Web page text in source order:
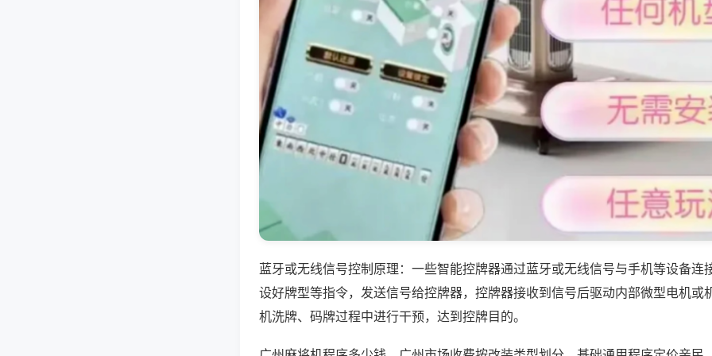
蓝牙或无线信号控制原理：一些智能控牌器通过蓝牙或无线信号与手机等设备连
设好牌型等指令，发送信号给控牌器，控牌器接收到信号后驱动内部微型电机或
机洗牌、码牌过程中进行干预，达到控牌目的。